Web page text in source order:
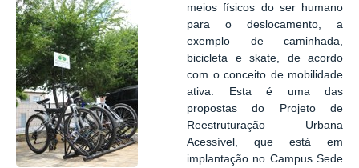
meios físicos do ser humano
para o deslocamento, a
exemplo de caminhada,
bicicleta e skate, de acordo
com o conceito de mobilidade
ativa. Esta é uma das
propostas do Projeto de
Reestruturação Urbana
Acessível, que está em
implantação no Campus Sede